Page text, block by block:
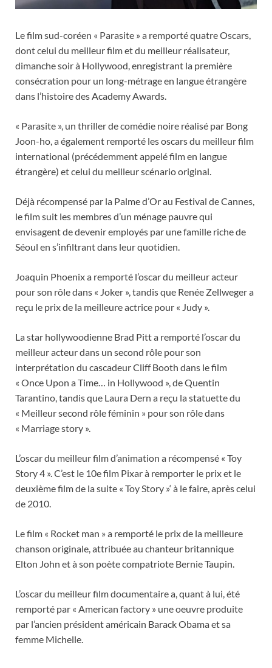
Le film sud-coréen « Parasite » a remporté quatre Oscars,
dont celui du meilleur film et du meilleur réalisateur,
dimanche soir à Hollywood, enregistrant la première
consécration pour un long-métrage en langue étrangère
dans l’histoire des Academy Awards.
« Parasite », un thriller de comédie noire réalisé par Bong
Joon-ho, a également remporté les oscars du meilleur film
international (précédemment appelé film en langue
étrangère) et celui du meilleur scénario original.
Déjà récompensé par la Palme d’Or au Festival de Cannes,
le film suit les membres d’un ménage pauvre qui
envisagent de devenir employés par une famille riche de
Séoul en s’infiltrant dans leur quotidien.
Joaquin Phoenix a remporté l’oscar du meilleur acteur
pour son rôle dans « Joker », tandis que Renée Zellweger a
reçu le prix de la meilleure actrice pour « Judy ».
La star hollywoodienne Brad Pitt a remporté l’oscar du
meilleur acteur dans un second rôle pour son
interprétation du cascadeur Cliff Booth dans le film
« Once Upon a Time… in Hollywood », de Quentin
Tarantino, tandis que Laura Dern a reçu la statuette du
« Meilleur second rôle féminin » pour son rôle dans
« Marriage story ».
L’oscar du meilleur film d’animation a récompensé « Toy
Story 4 ». C’est le 10e film Pixar à remporter le prix et le
deuxième film de la suite « Toy Story »‘ à le faire, après celui
de 2010.
Le film « Rocket man » a remporté le prix de la meilleure
chanson originale, attribuée au chanteur britannique
Elton John et à son poète compatriote Bernie Taupin.
L’oscar du meilleur film documentaire a, quant à lui, été
remporté par « American factory » une oeuvre produite
par l’ancien président américain Barack Obama et sa
femme Michelle.